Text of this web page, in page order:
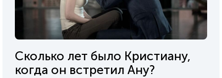
Сколько лет было Кристиану,
когда он встретил Ану?